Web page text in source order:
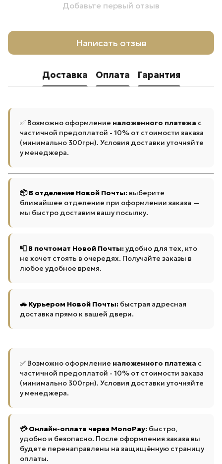
Добавьте первый отзыв
Написать отзыв
Доставка Оплата Гарантия
✅ Возможно оформление наложенного платежа с
частичной предоплатой - 10% от стоимости заказа
(минимально 300грн). Условия доставки уточняйте
у менеджера.
📦 В отделение Новой Почты: выберите
ближайшее отделение при оформлении заказа —
мы быстро доставим вашу посылку.
📮 В почтомат Новой Почты:удобно для тех, кто
не хочет стоять в очередях. Получайте заказы в
любое удобное время.
🚗 Курьером Новой Почты: быстрая адресная
доставка прямо к вашей двери.
✅ Возможно оформление наложенного платежа с
частичной предоплатой - 10% от стоимости заказа
(минимально 300грн). Условия доставки уточняйте
у менеджера.
💳 Онлайн-оплата через MonoPay: быстро,
удобно и безопасно. После оформления заказа вы
будете перенаправлены на защищённую страницу
оплаты.